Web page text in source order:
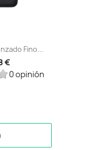
Fino...
€
0 opinión